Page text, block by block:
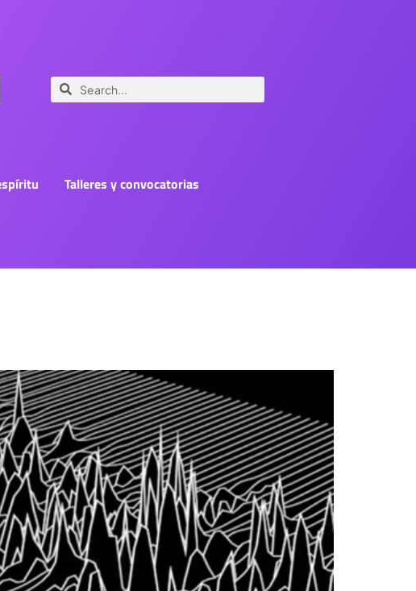
Talleres y convocatorias